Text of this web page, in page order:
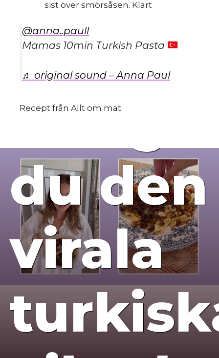
sist över smörsåsen. Klart
@anna..paull
Mamas 10min Turkish Pasta
♬ original sound – Anna Paul
Recept från Allt om mat.
– så
du den
virala